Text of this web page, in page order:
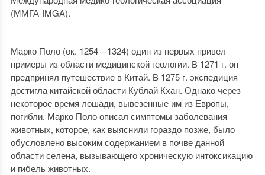
(ММГА-IMGA).
Марко Поло (ок. 1254—1324) один из первых привел
примеры из области медицинской геологии. В 1271 г. он
предпринял путешествие в Китай. В 1275 г. экспедиция
достигла китайской области Кублай Кхан. Однако через
некоторое время лошади, вывезенные им из Европы,
погибли. Марко Поло описал симптомы заболевания
животных, которое, как выяснили гораздо позже, было
обусловлено высоким содержанием в почве данной
области селена, вызывающего хроническую интоксикацию
и гибель животных.